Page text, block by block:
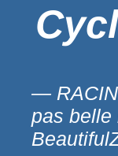
—
pas